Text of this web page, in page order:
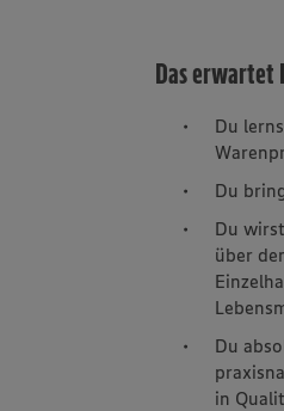
Das erwartet
Du
Du
Du
über
Du
in